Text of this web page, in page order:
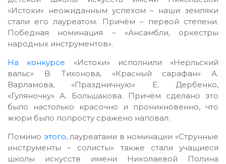
«Истоки» неожиданным успехом – наши земляки
стали его лауреатом. Причём – первой степени.
Победная номинация – «Ансамбли, оркестры
народных инструментов».
На конкурсе «Истоки» исполнили «Нерльский
вальс» В. Тихонова, «Красный сарафан» А.
Варламова, «Праздничную» Е. Дербенко,
«Гуляночку» А. Большакова. Причём сделано это
было настолько красочно и проникновенно, что
жюри было попросту сражено наповал.
Помимо этого, лауреатами в номинации «Струнные
инструменты – солисты» также стали учащиеся
школы искусств имени Николаевой Полина